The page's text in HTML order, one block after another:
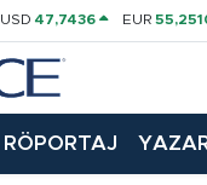
USD47,7436 EUR
RÖPORTAJ